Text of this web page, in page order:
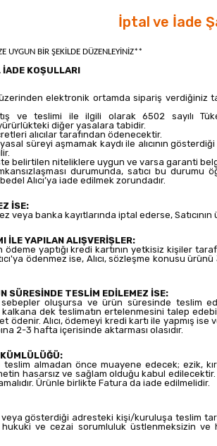
İptal ve İade
UYGUN BİR ŞEKİLDE DÜZENLEYİNİZ**
KOŞULLARI
elektronik ortamda sipariş verdiğiniz
ve teslimi ile ilgili olarak 6502 sayılı
diğer yasalara tabidir.
alıcılar tarafından ödenecektir.
süreyi aşmamak kaydı ile alıcının
belirtilen niteliklere uygun ve varsa garanti
durumunda, satıcı bu
Alıcı’ya iade edilmek zorundadır.
İSE:
veya banka kayıtlarında iptal ederse,
İLE YAPILAN ALIŞVERİŞLER:
ödeme yaptığı kredi kartının yetkisiz kişiler
ödenmez ise, Alıcı, sözleşme konusu
SÜRESİNDE TESLİM EDİLEMEZ İSE:
sebepler oluşursa ve ürün süresinde teslim
dek teslimatın ertelenmesini talep
ödenir. Alıcı, ödemeyi kredi kartı ile yapmış
2-3 hafta içerisinde aktarması olasıdır.
almadan önce muayene edecek; ezik,
hasarsız ve sağlam olduğu kabul
Ürünle birlikte Fatura da iade edilmelidir.
veya gösterdiği adresteki kişi/kuruluşa teslim
ve cezai sorumluluk üstlenmeksizin ve